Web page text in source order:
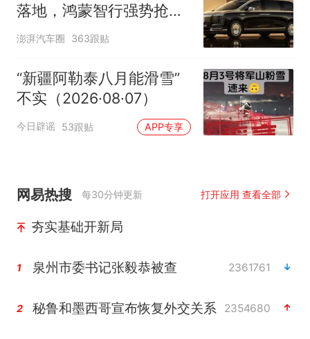
落地，鸿蒙智行强势抢占
自主高端市场制高点
澎湃汽车圈 363跟贴
“新疆阿勒泰八月能滑雪”
不实（2026·08·07）
今日辟谣 53跟贴 APP专享
网易热搜 每30分钟更新 打开应用 查看全部
夯实基础开新局
1 泉州市委书记张毅恭被查 2361761
2 秘鲁和墨西哥宣布恢复外交关系 2354680